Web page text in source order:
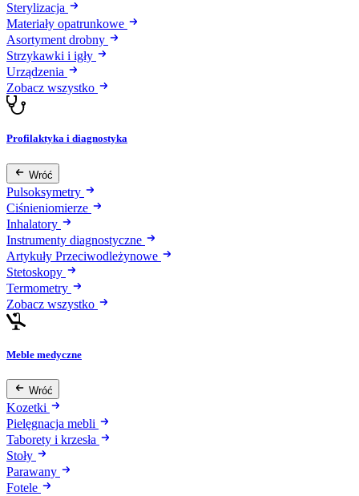
Sterylizacja
Materiały opatrunkowe
Asortyment drobny
Strzykawki i igły
Urządzenia
Zobacz wszystko
Profilaktyka i diagnostyka
Wróć
Pulsoksymetry
Ciśnieniomierze
Inhalatory
Instrumenty diagnostyczne
Artykuły Przeciwodleżynowe
Stetoskopy
Termometry
Zobacz wszystko
Meble medyczne
Wróć
Kozetki
Pielęgnacja mebli
Taborety i krzesła
Stoły
Parawany
Fotele